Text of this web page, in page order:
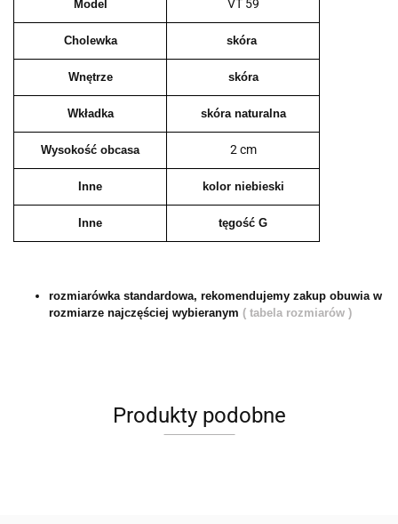
Model VT 59
Cholewka skóra
Wnętrze skóra
Wkładka skóra naturalna
Wysokość obcasa 2 cm
Inne kolor niebieski
Inne tęgość G
rozmiarówka standardowa, rekomendujemy zakup obuwia w
rozmiarze najczęściej wybieranym ( tabela rozmiarów )
Produkty podobne